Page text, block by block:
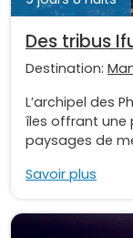
Des tribus
Destination:
L’archipel des
îles offrant une
paysages de
Savoir plus